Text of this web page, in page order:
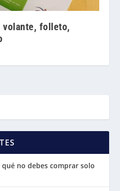
folleto,
no debes comprar solo